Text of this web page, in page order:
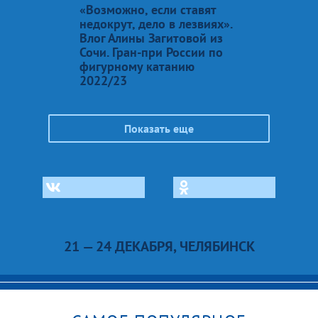
«Возможно, если ставят
недокрут, дело в лезвиях».
Влог Алины Загитовой из
Сочи. Гран-при России по
фигурному катанию
2022/23
Показать еще
21 — 24 ДЕКАБРЯ, ЧЕЛЯБИНСК